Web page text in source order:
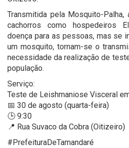
Transmitida pela Mosquito-
cachorros como hospedeiros
doença para as pessoas, mas se
um mosquito, tornam-se o
necessidade da realização de
população.
Serviço:
Teste de Leishmaniose Visceral
📅 30 de agosto (quarta-feira)
🕒 9:30
📍 Rua Suvaco da Cobra (Oitizeiro)